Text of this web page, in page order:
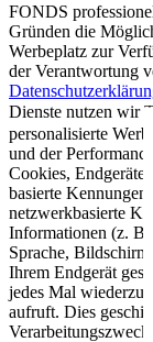
FONDS
Gründen die
Werbeplatz zur
der Verantwortung
Dienste nutzen wir
personalisierte
und der
Cookies,
basierte
netzwerkbasierte
Informationen (z.
Sprache,
Ihrem Endgerät
jedes Mal
aufruft. Dies
Verarbeitungszwecke.